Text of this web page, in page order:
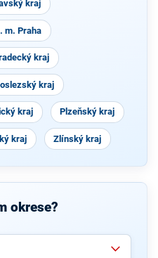
kraj
m. Praha
kraj
kraj
kraj Plzeňský kraj
kraj Zlínský kraj
okrese?